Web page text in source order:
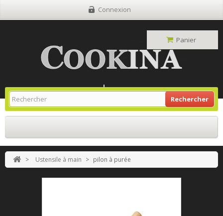
Connexion
Rechercher
Panier
Site Grill Gaz Retour À L'accueil
> Ustensile à main > pilon à purée